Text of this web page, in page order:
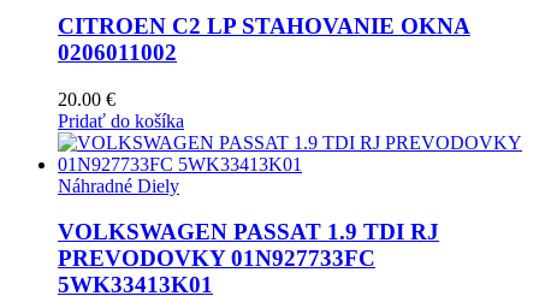
CITROEN C2 LP STAHOVANIE OKNA
0206011002
20.00 €
Pridať do košíka
Náhradné Diely
VOLKSWAGEN PASSAT 1.9 TDI RJ
PREVODOVKY 01N927733FC
5WK33413K01